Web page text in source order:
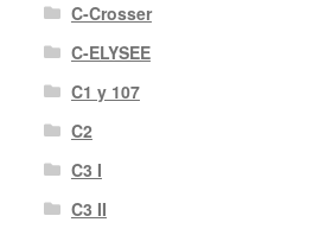
C-Crosser
C-ELYSEE
C1 y 107
C2
C3 I
C3 II